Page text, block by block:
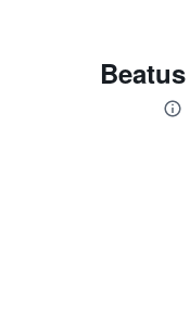
المزايا ووسائل الراحة في Beatus